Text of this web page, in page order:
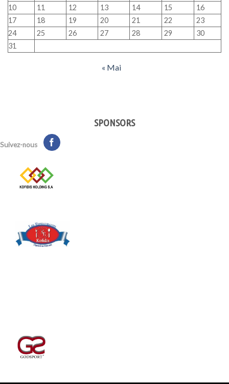
10
11 12 13 14 15
16
17
18 19 20 21 22
23
24
25 26 27 28 29
30
31
« Mai
SPONSORS
Suivez-nous